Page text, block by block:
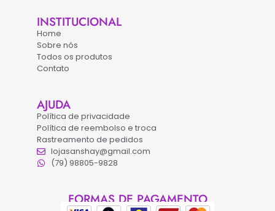
INSTITUCIONAL
Home
Sobre nós
Todos os produtos
Contato
AJUDA
Política de privacidade
Política de reembolso e troca
Rastreamento de pedidos
lojasanshay@gmail.com
(79) 98805-9828
FORMAS DE PAGAMENTO